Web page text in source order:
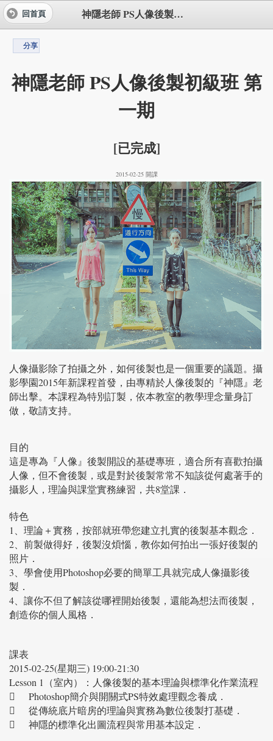
神隱老師 PS人像後製初級班 第一期
回首頁
分享
神隱老師 PS人像後製初級班 第
一期
[已完成]
2015-02-25 開課
人像攝影除了拍攝之外，如何後製也是一個重要的議題。攝
影學園2015年新課程首發，由專精於人像後製的『神隱』老
師出擊。本課程為特別訂製，依本教室的教學理念量身訂
做，敬請支持。
目的
這是專為『人像』後製開設的基礎專班，適合所有喜歡拍攝
人像，但不會後製，或是對於後製常常不知該從何處著手的
攝影人，理論與課堂實務練習，共8堂課．
特色
1、理論＋實務，按部就班帶您建立扎實的後製基本觀念．
2、前製做得好，後製沒煩惱，教你如何拍出一張好後製的
照片．
3、學會使用Photoshop必要的簡單工具就完成人像攝影後
製．
4、讓你不但了解該從哪裡開始後製，還能為想法而後製，
創造你的個人風格．
課表
2015-02-25(星期三) 19:00-21:30
Lesson 1（室內）：人像後製的基本理論與標準化作業流程

Photoshop簡介與開關式PS特效處理觀念養成．

從傳統底片暗房的理論與實務為數位後製打基礎．

神隱的標準化出圖流程與常用基本設定．